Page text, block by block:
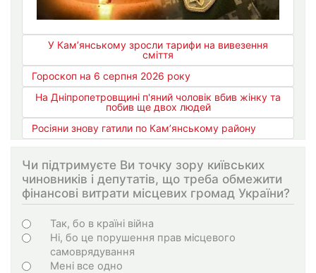
У Кам’янському зросли тарифи на вивезення
сміття
Гороскоп на 6 серпня 2026 року
На Дніпропетровщині п'яний чоловік вбив жінку та
побив ще двох людей
Росіяни знову гатили по Кам’янському району
Чи підтримуєте Ви точку зору київських
чиновників і депутатів, що треба обмежити
фінансові витрати місцевих громад України?
Варіанти
Так, бо в країні війна
Ні, бо це порушення прав місцевого
самоврядування
Мені все одно